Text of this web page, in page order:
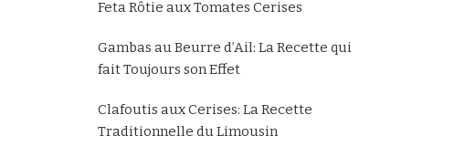
Feta Rôtie aux Tomates Cerises
Gambas au Beurre d’Ail: La Recette qui
fait Toujours son Effet
Clafoutis aux Cerises: La Recette
Traditionnelle du Limousin